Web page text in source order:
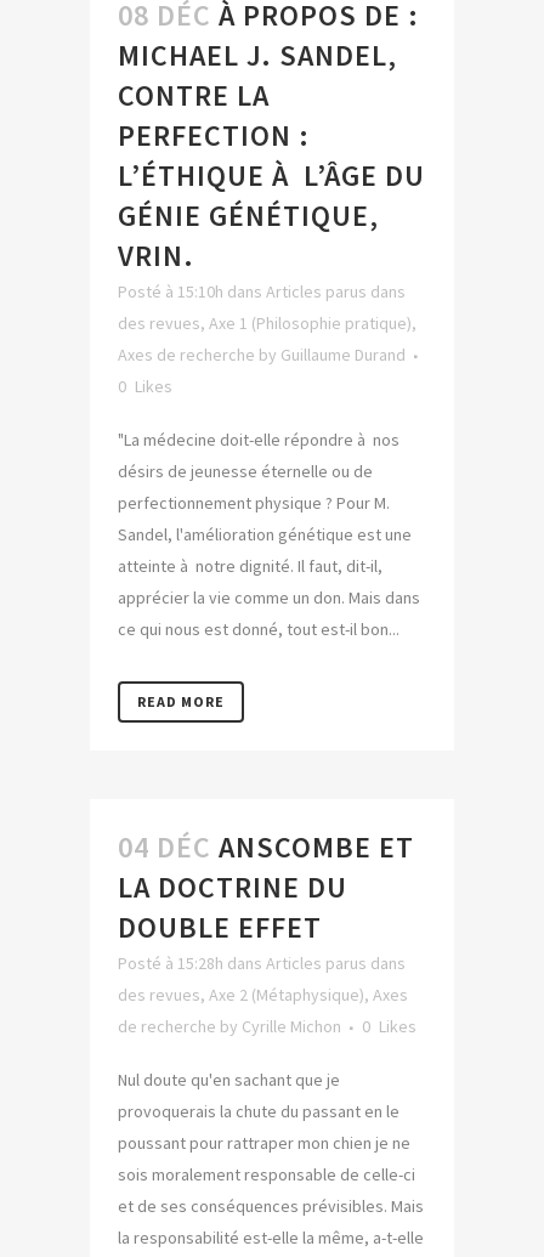
08 DÉC À PROPOS DE :
MICHAEL J. SANDEL,
CONTRE LA
PERFECTION :
L’ÉTHIQUE À L’ÂGE DU
GÉNIE GÉNÉTIQUE,
VRIN.
Posté à 15:10h dans Articles parus dans
des revues, Axe 1 (Philosophie pratique),
Axes de recherche by Guillaume Durand
0 Likes
"La médecine doit-elle répondre à nos
désirs de jeunesse éternelle ou de
perfectionnement physique ? Pour M.
Sandel, l'amélioration génétique est une
atteinte à notre dignité. Il faut, dit-il,
apprécier la vie comme un don. Mais dans
ce qui nous est donné, tout est-il bon...
READ MORE
04 DÉC ANSCOMBE ET
LA DOCTRINE DU
DOUBLE EFFET
Posté à 15:28h dans Articles parus dans
des revues, Axe 2 (Métaphysique), Axes
de recherche by Cyrille Michon 0 Likes
Nul doute qu'en sachant que je
provoquerais la chute du passant en le
poussant pour rattraper mon chien je ne
sois moralement responsable de celle-ci
et de ses conséquences prévisibles. Mais
la responsabilité est-elle la même, a-t-elle